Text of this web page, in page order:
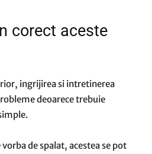
corect aceste
ingrijirea si intretinerea
deoarece trebuie
de spalat, acestea se pot